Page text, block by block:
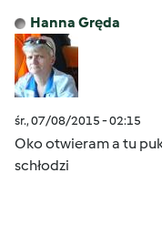
Hanna Gręda
śr., 07/08/2015 - 02:15
Oko otwieram a tu
schłodzi